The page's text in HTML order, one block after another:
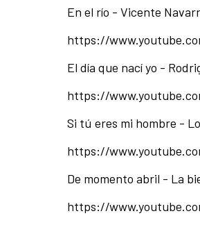
En el río - Vicente
https://
El día que nací yo -
https://
Si tú eres mi hombre -
https://
De momento abril - La
https://